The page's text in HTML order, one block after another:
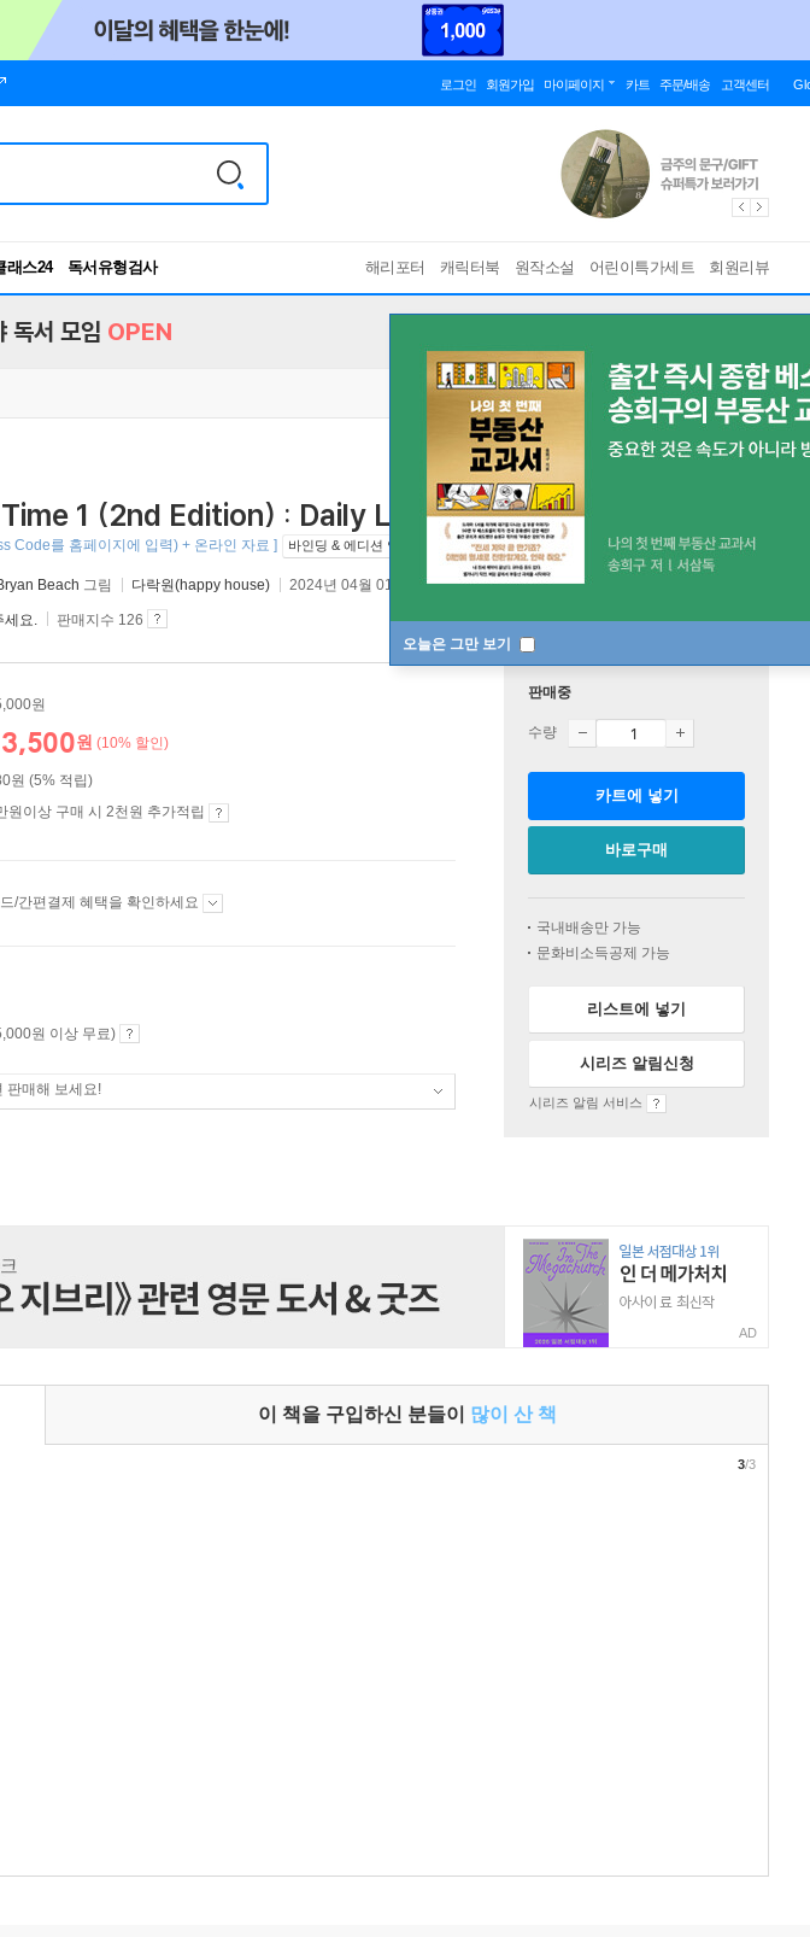
로그인 회원가입 마이페이지 카트 주문/배송 고객센터
래스24
독서유형검사
RBTI Lab
해리포터 캐릭터북 원작소설 어린이특가세트 회원리뷰
오늘은 그만 보기
독서 모임 OPEN
1 (2nd Edition) : Daily Life
[ Student Book + Workbook(책속책) + eBook
Code를 홈페이지에 입력) + 온라인 자료 ]
바인딩 & 에디션 안내
Beach 그림 다락원(happy house) 2024년 04월 01일
세요. 판매지수 126
원
원 (10% 할인)
원 (5% 적립)
원이상 구매 시 2천원 추가적립
/간편결제 혜택을 확인하세요
원 이상 무료)
판매해 보세요!
판매중
수량
카트에 넣기
바로구매
국내배송만 가능
문화비소득공제 가능
리스트에 넣기
시리즈 알림신청
시리즈 알림 서비스
AD
이 책을 구입하신 분들이 많이 산 책
3/3